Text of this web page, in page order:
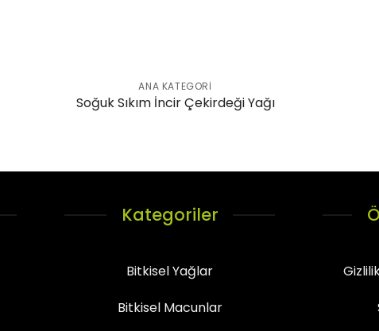
ANA KATEGORI
Soğuk Sıkım İncir Çekirdeği Yağı
Kategoriler
Bitkisel Yağlar
Bitkisel Macunlar